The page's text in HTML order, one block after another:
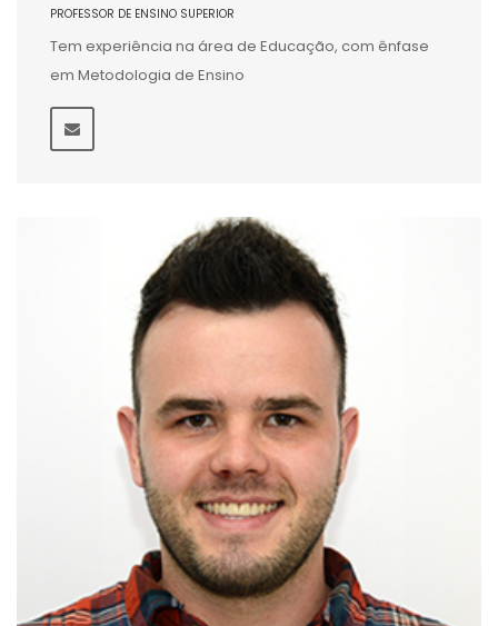
PROFESSOR DE ENSINO SUPERIOR
Tem experiência na área de Educação, com ênfase
em Metodologia de Ensino